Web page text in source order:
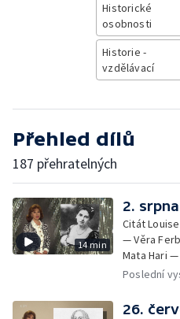
Historické
osobnosti
Historie -
vzdělávací
Přehled dílů
187 přehratelných
14 min
2. srpna
Citát
— Věra
Mata Hari
Poslední
26.